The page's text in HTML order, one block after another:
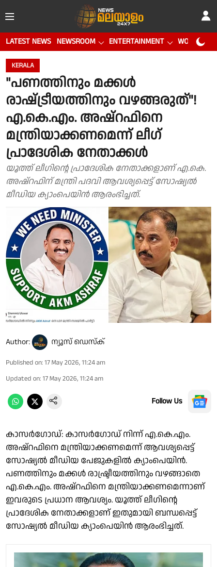
LATEST NEWS NEWSROOM ENTERTAINMENT WORLD CUP
KERALA
"പണത്തിനും മക്കൾ
രാഷ്‌ട്രീയത്തിനും വഴങ്ങരുത്"!
എ.കെ.എം. അഷ്റഫിനെ
മന്ത്രിയാക്കണമെന്ന് ലീഗ്
പ്രാദേശിക നേതാക്കൾ
യൂത്ത് ലീഗിൻ്റെ പ്രാദേശിക നേതാക്കളാണ് എ.കെ.
അഷ്‌റഫിന് മന്ത്രി പദവി ആവശ്യപ്പെട്ട് സോഷ്യൽ
മീഡിയ ക്യാംപെയിൻ ആരംഭിച്ചത്.
Author: ന്യൂസ് ഡെസ്ക്
Published on: 17 May 2026, 11:24 am
Updated on: 17 May 2026, 11:24 am
Follow Us
കാസർഗോഡ്: കാസർഗോഡ് നിന്ന് എ.കെ.എം.
അഷ്റഫിനെ മന്ത്രിയാക്കണമെന്ന് ആവശ്യപ്പെട്ട്
സോഷ്യൽ മീഡിയ പേജുകളിൽ ക്യാംപെയിൻ.
പണത്തിനും മക്കൾ രാഷ്ട്രീയത്തിനും വഴങ്ങാതെ
എ.കെ.എം. അഷ്റഫിനെ മന്ത്രിയാക്കണമെന്നാണ്
ഇവരുടെ പ്രധാന ആവശ്യം. യൂത്ത് ലീഗിൻ്റെ
പ്രാദേശിക നേതാക്കളാണ് ഇതുമായി ബന്ധപ്പെട്ട്
സോഷ്യൽ മീഡിയ ക്യാംപെയിൻ ആരംഭിച്ചത്.